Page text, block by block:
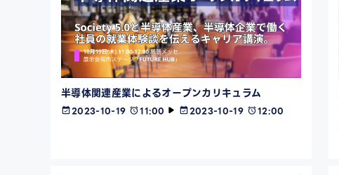
半導体関連産業によるオープンカリキュラム
2023-10-19 11:00 2023-10-19 12:00